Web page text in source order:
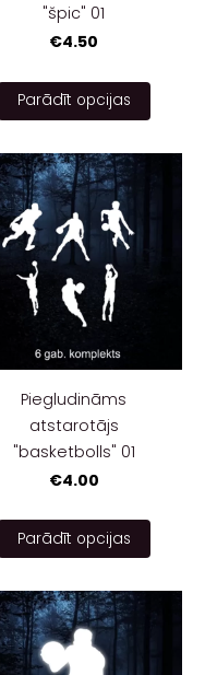
"špic" 01
€4.50
Parādīt opcijas
Piegludināms
atstarotājs
"basketbolls" 01
€4.00
Parādīt opcijas